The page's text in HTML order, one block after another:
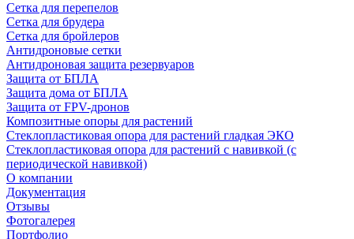
Сетка для перепелов
Сетка для брудера
Сетка для бройлеров
Антидроновые сетки
Антидроновая защита резервуаров
Защита от БПЛА
Защита дома от БПЛА
Защита от FPV-дронов
Композитные опоры для растений
Стеклопластиковая опора для растений гладкая ЭКО
Стеклопластиковая опора для растений с навивкой (с
периодической навивкой)
О компании
Документация
Отзывы
Фотогалерея
Портфолио